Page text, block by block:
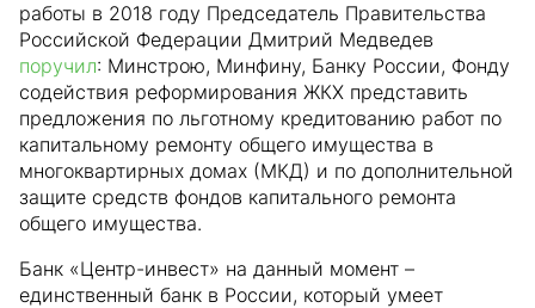
работы в 2018 году Председатель Правительства
Российской Федерации Дмитрий Медведев
поручил: Минстрою, Минфину, Банку России, Фонду
содействия реформирования ЖКХ представить
предложения по льготному кредитованию работ по
капитальному ремонту общего имущества в
многоквартирных домах (МКД) и по дополнительной
защите средств фондов капитального ремонта
общего имущества.
Банк «Центр-инвест» на данный момент –
единственный банк в России, который умеет